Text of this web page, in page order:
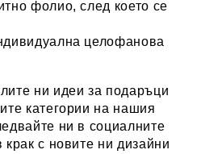
фолио, след което се
целофанова
ни идеи за подаръци
категории на нашия
ни в социалните
с новите ни дизайни